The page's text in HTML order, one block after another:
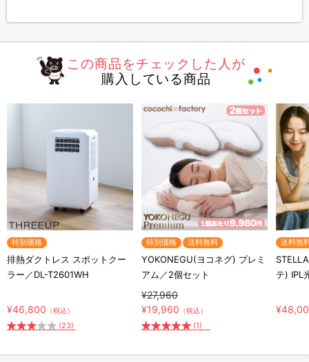
この商品をチェックした人が
購入している商品
特別価格
排熱ダクトレス スポットクー
ラー／DL-T2601WH
¥46,800 （税込）
(23)
特別価格 送料無料
YOKONEGU(ヨコネグ) プレミ
アム／2個セット
¥27,960
¥19,960 （税込）
(1)
送料無
テ) IPL